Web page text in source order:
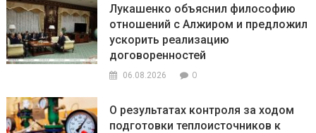
Лукашенко объяснил философию
отношений с Алжиром и предложил
ускорить реализацию
договоренностей
06.08.2026 0
О результатах контроля за ходом
подготовки теплоисточников к